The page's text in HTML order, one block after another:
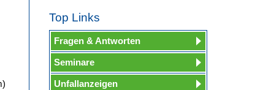
Top Links
Fragen & Antworten
Seminare
Unfallanzeigen